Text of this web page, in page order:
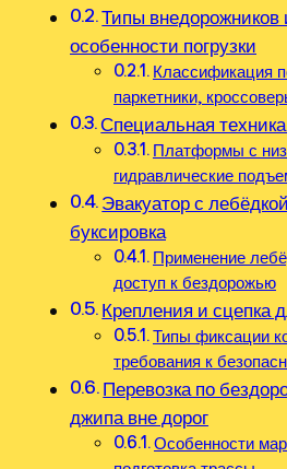
Типы
особенности погрузки
Классификация
паркетники‚
Специальная
Платформы с
гидравлические
Эвакуатор с
буксировка
Применение
доступ к бездорожью
Крепления и сцепка
Типы фиксации
требования к
Перевозка по
джипа вне дорог
Особенности